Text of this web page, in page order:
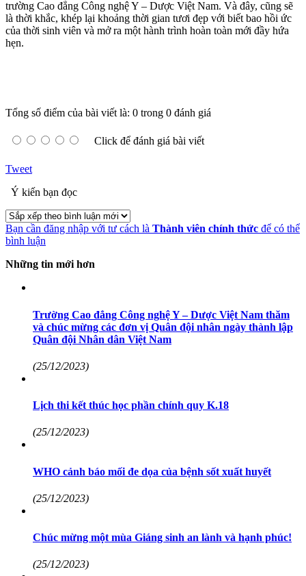
trường Cao đẳng Công nghệ Y – Dược Việt Nam. Và đây, cũng sẽ
là thời khắc, khép lại khoảng thời gian tươi đẹp với biết bao hồi ức
của thời sinh viên và mở ra một hành trình hoàn toàn mới đầy hứa
hẹn.
Tổng số điểm của bài viết là: 0 trong 0 đánh giá
Click để đánh giá bài viết
Tweet
Ý kiến bạn đọc
Bạn cần đăng nhập với tư cách là Thành viên chính thức để có thể
bình luận
Những tin mới hơn
Trường Cao đẳng Công nghệ Y – Dược Việt Nam thăm
và chúc mừng các đơn vị Quân đội nhân ngày thành lập
Quân đội Nhân dân Việt Nam
(25/12/2023)
Lịch thi kết thúc học phần chính quy K.18
(25/12/2023)
WHO cảnh báo mối đe dọa của bệnh sốt xuất huyết
(25/12/2023)
Chúc mừng một mùa Giáng sinh an lành và hạnh phúc!
(25/12/2023)